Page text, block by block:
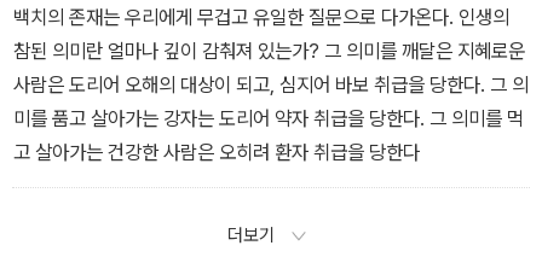
나아간다.
이 세상에서는 그것이 대수롭지 않아 보일 수 있지만, 저 하늘에서는
회개할 필요가 없는 아흔아홉 명의 의인보다 회개하는 한 명의 죄인
으로 인해 더 많은 기쁨이 있다.
백치의 존재는 우리에게 무겁고 유일한 질문으로 다가온다. 인생의
참된 의미란 얼마나 깊이 감춰져 있는가? 그 의미를 깨달은 지혜로운
사람은 도리어 오해의 대상이 되고, 심지어 바보 취급을 당한다. 그 의
미를 품고 살아가는 강자는 도리어 약자 취급을 당한다. 그 의미를 먹
고 살아가는 건강한 사람은 오히려 환자 취급을 당한다
더보기